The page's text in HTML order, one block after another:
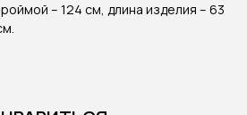
– 124 см, длина изделия – 63